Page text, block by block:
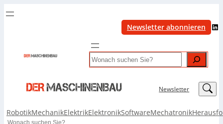
Newsletter abonnieren LinkedIn
Search
Newsletter LinkedIn
RobotikMechanikElektrikElektronikSoftwareMechatronik